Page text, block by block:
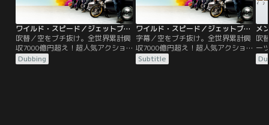
ワイルド・スピード／ジェットブレイク／吹替
吹替／空をブチ抜け。全世界累計興
収7000億円超え！超人気アクショ
ンシリーズ最新作。兄ドミニクvs弟
ジェイコブ。ワールドクラスの兄弟
Dubbing
ワイルド・スピード／ジェットブレイク／字幕
字幕／空をブチ抜け。全世界累計興
収7000億円超え！超人気アクショ
ンシリーズ最新作。兄ドミニクvs弟
ジェイコブ。ワールドクラスの兄弟
Subtitle
吹
ー
エ
う